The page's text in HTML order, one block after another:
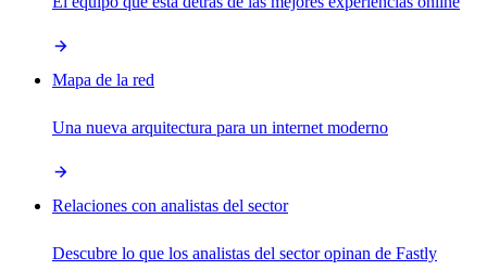
Mapa de la red
Una nueva arquitectura para un internet moderno
Relaciones con analistas del sector
Descubre lo que los analistas del sector opinan de Fastly